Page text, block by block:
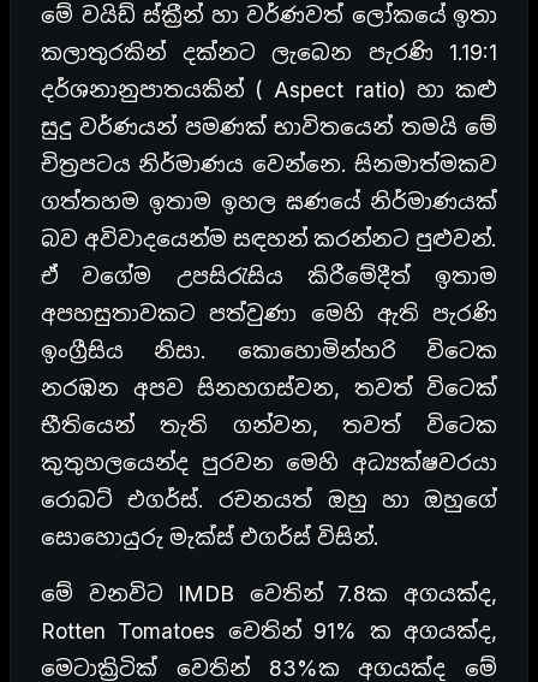
මේ වයිඩ් ස්ක්‍රීන් හා වර්ණවත් ලෝකයේ ඉතා
කලාතුරකින් දක්නට ලැබෙන පැරණි 1.19:1
දර්ශනානුපාතයකින් ( Aspect ratio) හා කළු
සුදු වර්ණයන් පමණක් භාවිතයෙන් තමයි මේ
චිත්‍රපටය නිර්මාණය වෙන්නෙ. සිනමාත්මකව
ගත්තහම ඉතාම ඉහල ඝණයේ නිර්මාණයක්
බව අවිවාදයෙන්ම සඳහන් කරන්නට පුළුවන්.
ඒ වගේම උපසිරැසිය කිරීමේදීත් ඉතාම
අපහසුතාවකට පත්වුණා මෙහි ඇති පැරණි
ඉංග්‍රීසිය නිසා. කොහොමින්හරි විටෙක
නරඹන අපව සිනහගස්වන, තවත් විටෙක්
භීතියෙන් තැති ගන්වන, තවත් විටෙක
කුතුහලයෙන්ද පුරවන මෙහි අධ්‍යක්ෂවරයා
රොබට් එගර්ස්. රචනයත් ඔහු හා ඔහුගේ
සොහොයුරු මැක්ස් එගර්ස් විසින්.
මේ වනවිට IMDB වෙතින් 7.8ක අගයක්ද,
Rotten Tomatoes වෙතින් 91% ක අගයක්ද,
මෙටාක්‍රිටික් වෙතින් 83%ක අගයක්ද මේ